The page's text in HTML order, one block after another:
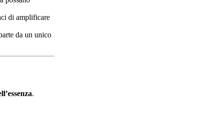
di amplificare
da un unico
.